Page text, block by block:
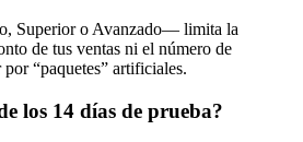
Superior o Avanzado— limita la
de tus ventas ni el número de
“paquetes” artificiales.
los 14 días de prueba?